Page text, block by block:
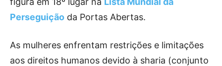
Perseguição da Portas Abertas.
As mulheres enfrentam restrições e limitações
aos direitos humanos devido à sharia (conjunto